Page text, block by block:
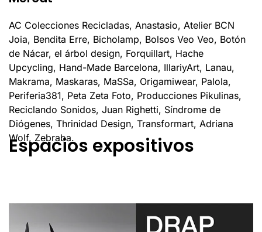
AC Colecciones Recicladas, Anastasio, Atelier BCN
Joia, Bendita Erre, Bicholamp, Bolsos Veo Veo, Botón
de Nácar, el árbol design, Forquillart, Hache
Upcycling, Hand-Made Barcelona, IllariyArt, Lanau,
Makrama, Maskaras, MaSSa, Origamiwear, Palola,
Periferia381, Peta Zeta Foto, Producciones Pikulinas,
Reciclando Sonidos, Juan Righetti, Síndrome de
Diógenes, Thrinidad Design, Transformart, Adriana
Wolf, Zebraba.
Espacios expositivos